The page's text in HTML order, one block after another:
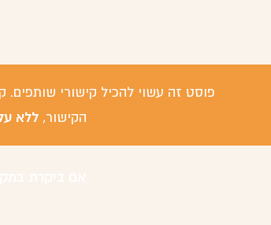
פוסט זה עשוי להכיל קישורי
הקישור,ללא